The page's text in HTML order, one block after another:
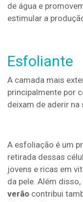
de água e
estimular a
Esfoliante
A camada mais
principalmente por
deixam de aderir
A esfoliação é um
retirada dessas
jovens e ricas em
da pele. Além disso,
verão contribui